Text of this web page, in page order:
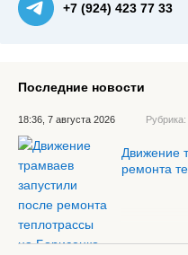
+7 (924) 423 77 33
Последние новости
18:36, 7 августа 2026 Рубрика:
Движение
ремонта